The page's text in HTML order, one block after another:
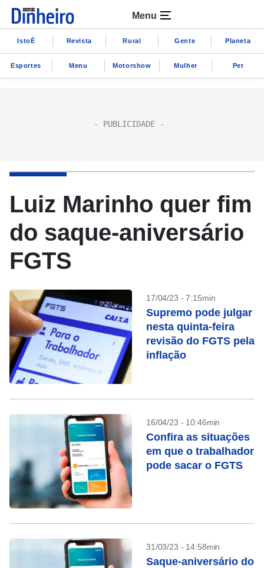
Menu
IstoÉ Revista Rural Gente Planeta
Esportes Menu Motorshow Mulher Pet
Luiz Marinho quer fim
do saque-aniversário
FGTS
17/04/23 - 7:15min
Supremo pode julgar
nesta quinta-feira
revisão do FGTS pela
inflação
16/04/23 - 10:46min
Confira as situações
em que o trabalhador
pode sacar o FGTS
31/03/23 - 14:58min
Saque-aniversário do